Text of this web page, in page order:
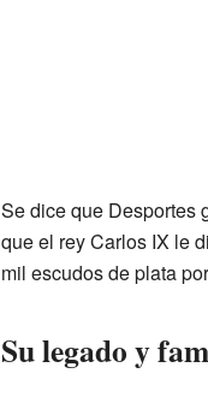
Se dice que Desportes
que el rey Carlos IX le
mil escudos de plata
Su legado y